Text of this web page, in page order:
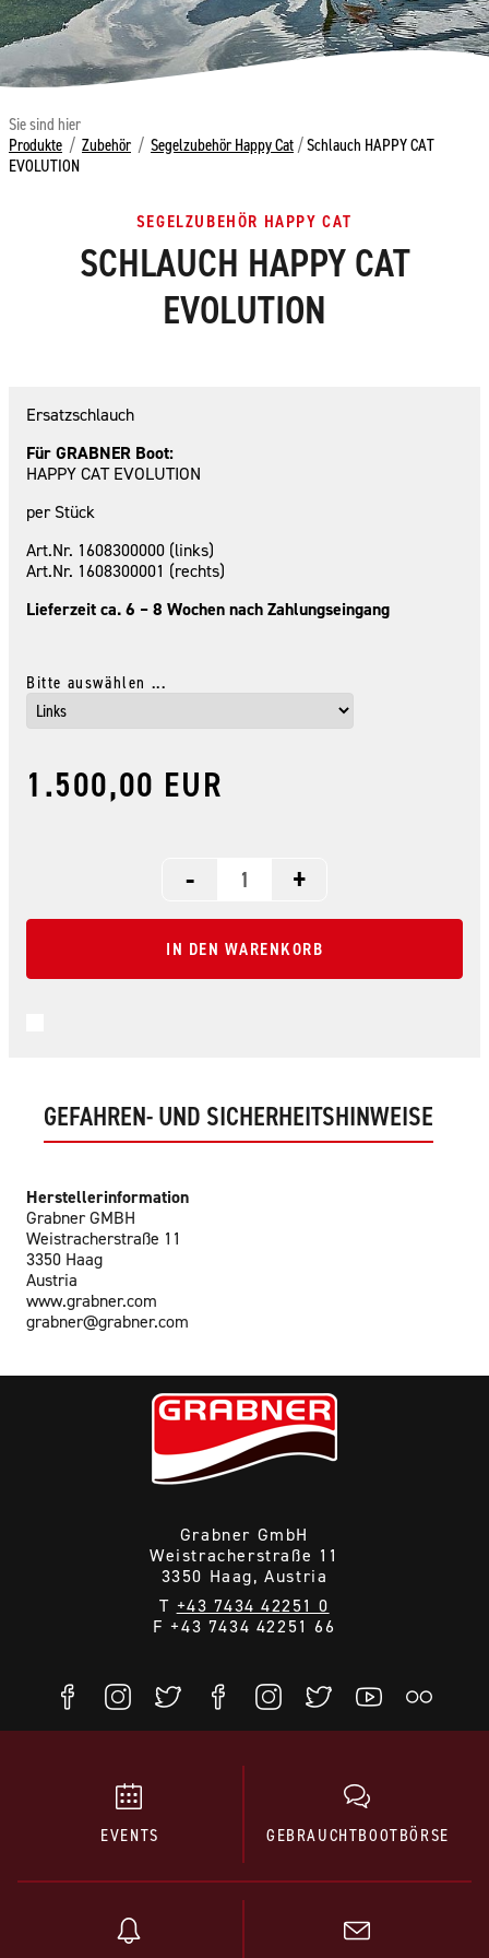
Sie sind hier
Produkte / Zubehör / Segelzubehör Happy Cat/Schlauch HAPPY CAT
EVOLUTION
SEGELZUBEHÖR HAPPY CAT
SCHLAUCH HAPPY CAT
EVOLUTION
Ersatzschlauch
Für GRABNER Boot:
HAPPY CAT EVOLUTION
per Stück
Art.Nr. 1608300000 (links)
Art.Nr. 1608300001 (rechts)
Lieferzeit ca. 6 – 8 Wochen nach Zahlungseingang
Bitte auswählen ...
1.500,00 EUR
- +
IN DEN WARENKORB
GEFAHREN- UND SICHERHEITSHINWEISE
Herstellerinformation
Grabner GMBH
Weistracherstraße 11
3350 Haag
Austria
www.grabner.com
grabner@grabner.com
Grabner GmbH
Weistracherstraße 11
3350 Haag, Austria
T +43 7434 42251 0
F +43 7434 42251 66
EVENTS GEBRAUCHTBOOTBÖRSE